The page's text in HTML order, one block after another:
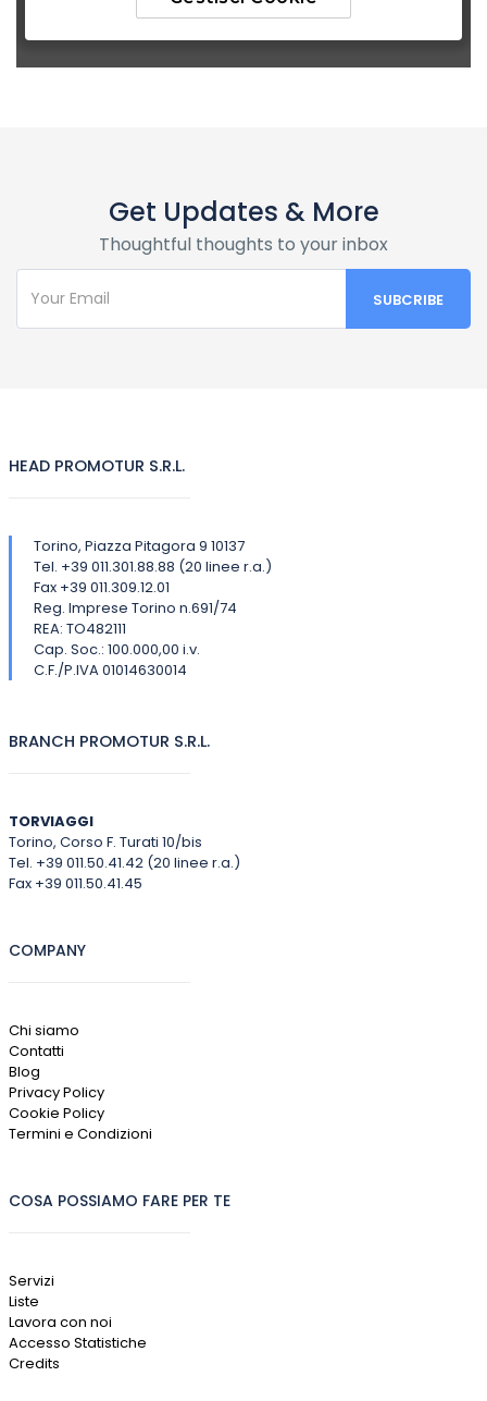
Get Updates & More
Thoughtful thoughts to your inbox
HEAD PROMOTUR S.R.L.
Torino, Piazza Pitagora 9 10137
Tel. +39 011.301.88.88 (20 linee r.a.)
Fax +39 011.309.12.01
Reg. Imprese Torino n.691/74
REA: TO482111
Cap. Soc.: 100.000,00 i.v.
C.F./P.IVA 01014630014
BRANCH PROMOTUR S.R.L.
TORVIAGGI
Torino, Corso F. Turati 10/bis
Tel. +39 011.50.41.42 (20 linee r.a.)
Fax +39 011.50.41.45
COMPANY
Chi siamo
Contatti
Blog
Privacy Policy
Cookie Policy
Termini e Condizioni
COSA POSSIAMO FARE PER TE
Servizi
Liste
Lavora con noi
Accesso Statistiche
Credits